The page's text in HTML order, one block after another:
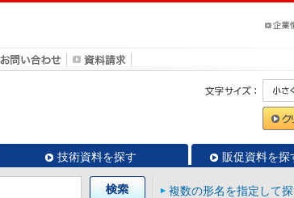
技術資料を探す 販促資料を探
複数の形名を指定して